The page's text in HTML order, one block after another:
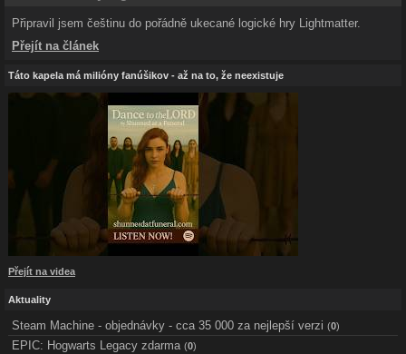
Připravil jsem češtinu do pořádně ukecané logické hry Lightmatter.
Přejít na článek
Táto kapela má milióny fanúšikov - až na to, že neexistuje
Přejít na videa
Aktuality
Steam Machine - objednávky - cca 35 000 za nejlepší verzi (0)
EPIC: Hogwarts Legacy zdarma (0)